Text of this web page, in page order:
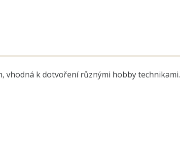
vhodná k dotvoření různými hobby technikami.